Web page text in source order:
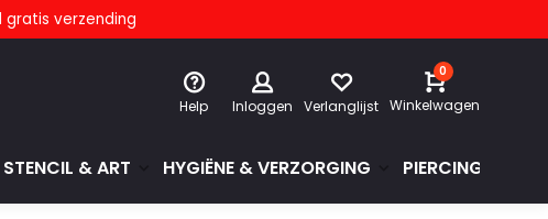
gratis verzending
Help Inloggen Verlanglijst
0
Winkelwagen
STENCIL & ART HYGIËNE & VERZORGING PIERCINGS &